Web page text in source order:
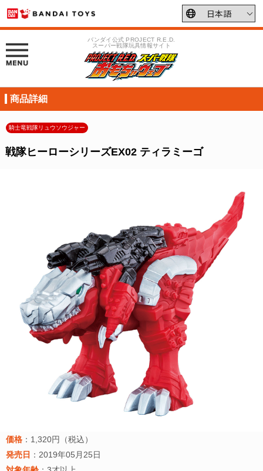
バンダイ公式 PROJECT R.E.D.
スーパー戦隊玩具情報サイト
商品詳細
騎士竜戦隊リュウソウジャー
戦隊ヒーローシリーズEX02 ティラミーゴ
価格 ：1,320円（税込）
発売日 ：2019年05月25日